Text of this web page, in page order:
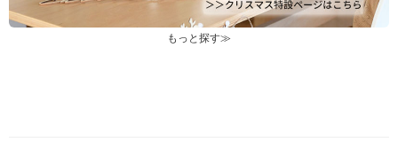
もっと探す≫